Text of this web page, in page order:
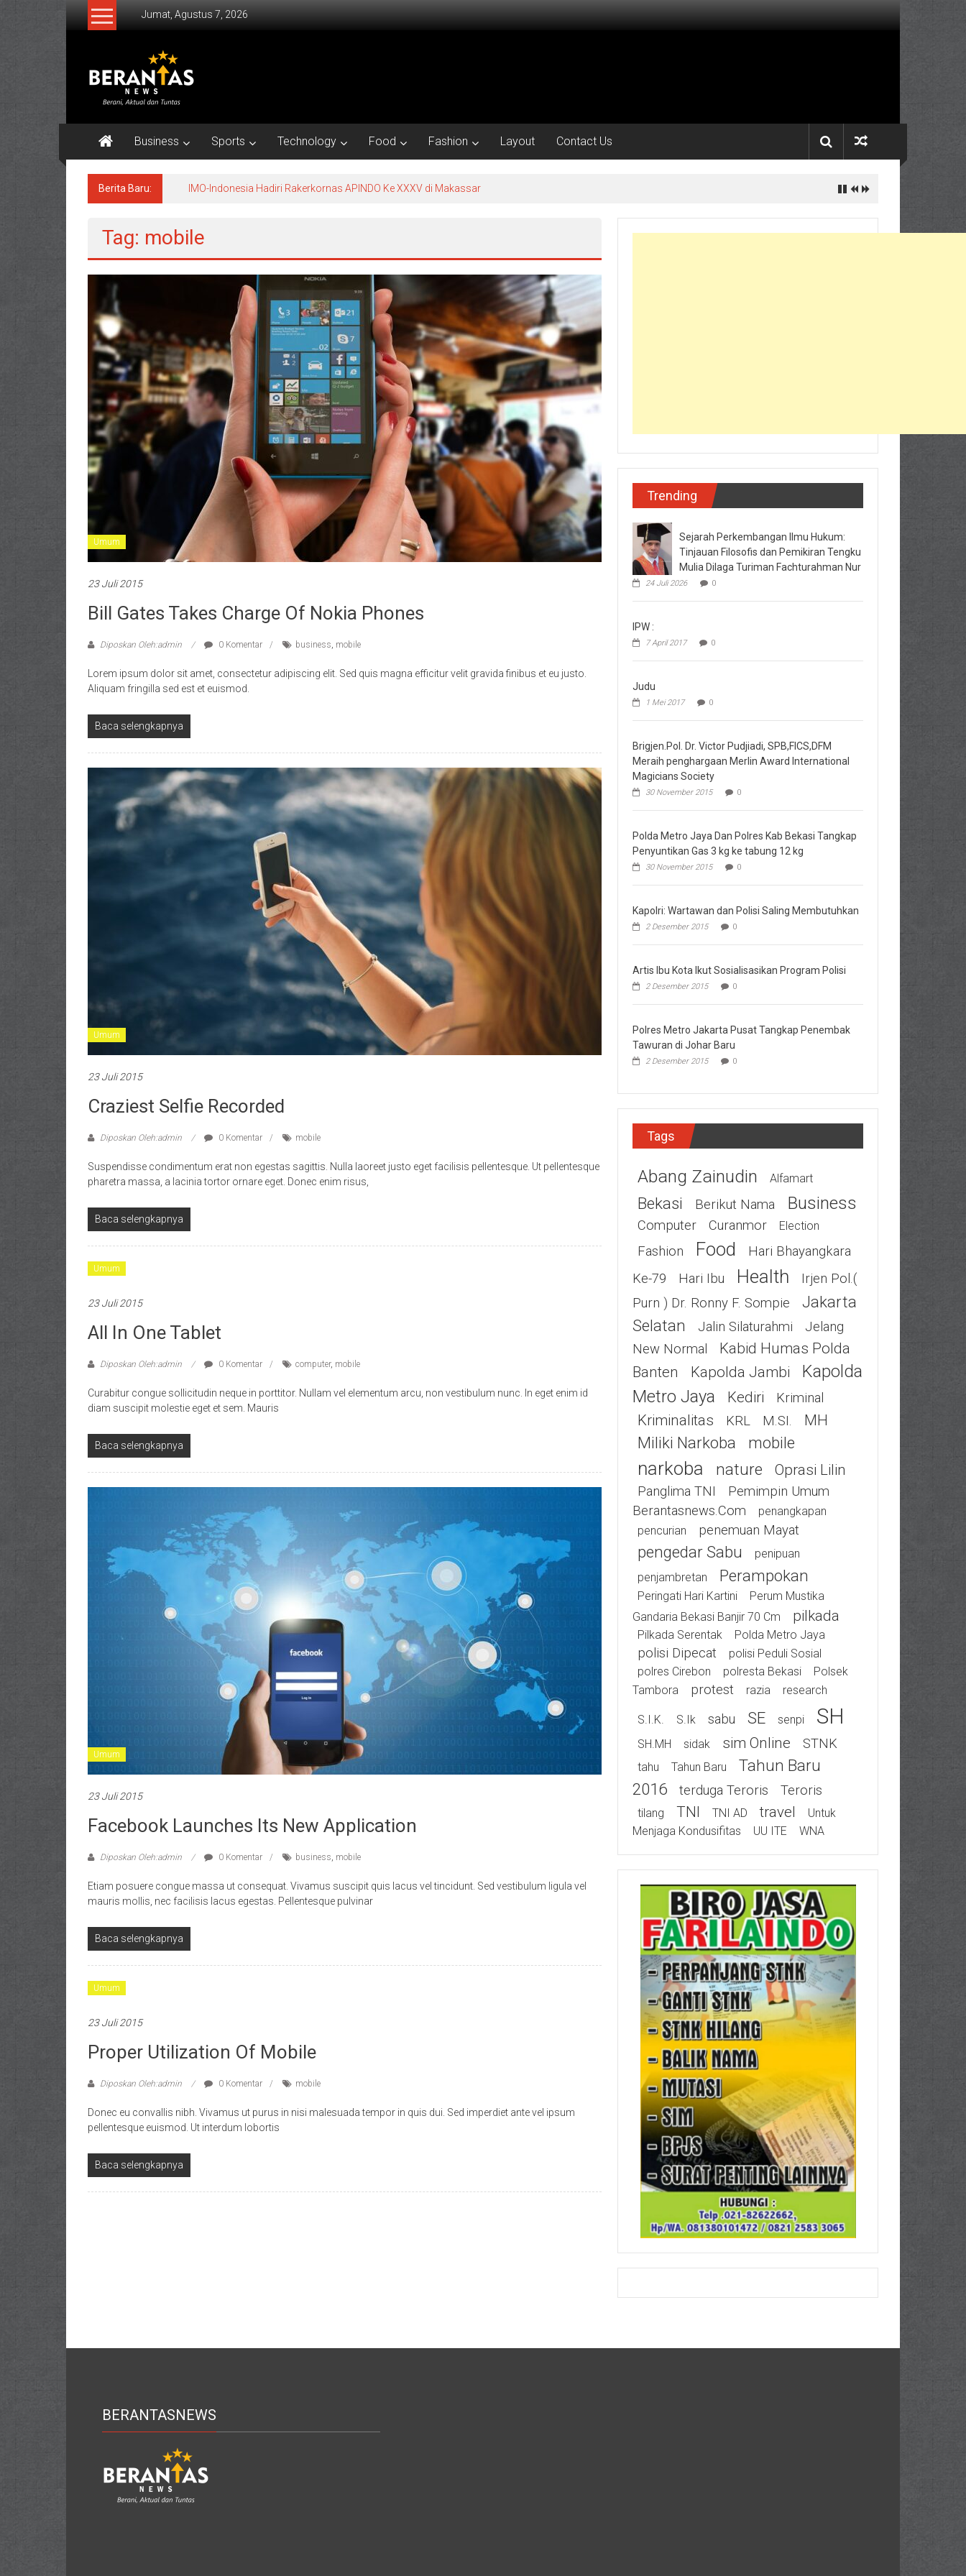
Lompat
Jumat, Agustus 7, 2026
BERANTAS
NEWS
Tuntas.
Business Sports Technology Food Fashion Layout Contact Us
Berita Baru: IMO-Indonesia Hadiri Rakerkornas APINDO Ke XXXV di Makassar
Tag: mobile
Umum
23 Juli 2015
Bill Gates Takes Charge Of Nokia Phones
Diposkan Oleh:admin 0 Komentar business, mobile
Lorem ipsum dolor sit amet, consectetur adipiscing elit. Sed quis magna efficitur velit gravida finibus et eu justo.
Aliquam fringilla sed est et euismod.
Baca selengkapnya
Umum
23 Juli 2015
Craziest Selfie Recorded
Diposkan Oleh:admin 0 Komentar mobile
Suspendisse condimentum erat non egestas sagittis. Nulla laoreet justo eget facilisis pellentesque. Ut pellentesque
pharetra massa, a lacinia tortor ornare eget. Donec enim risus,
Baca selengkapnya
Umum
23 Juli 2015
All In One Tablet
Diposkan Oleh:admin 0 Komentar computer, mobile
Curabitur congue sollicitudin neque in porttitor. Nullam vel elementum arcu, non vestibulum nunc. In eget enim id
diam suscipit molestie eget et sem. Mauris
Baca selengkapnya
Umum
23 Juli 2015
Facebook Launches Its New Application
Diposkan Oleh:admin 0 Komentar business, mobile
Etiam posuere congue massa ut consequat. Vivamus suscipit quis lacus vel tincidunt. Sed vestibulum ligula vel
mauris mollis, nec facilisis lacus egestas. Pellentesque pulvinar
Baca selengkapnya
Umum
23 Juli 2015
Proper Utilization Of Mobile
Diposkan Oleh:admin 0 Komentar mobile
Donec eu convallis nibh. Vivamus ut purus in nisi malesuada tempor in quis dui. Sed imperdiet ante vel ipsum
pellentesque euismod. Ut interdum lobortis
Baca selengkapnya
Trending
Sejarah Perkembangan Ilmu Hukum:
Tinjauan Filosofis dan Pemikiran Tengku
Mulia Dilaga Turiman Fachturahman Nur
24 Juli 2026 0
IPW :
7 April 2017 0
Judu
1 Mei 2017 0
Brigjen.Pol. Dr. Victor Pudjiadi, SPB,FICS,DFM
Meraih penghargaan Merlin Award International
Magicians Society
30 November 2015 0
Polda Metro Jaya Dan Polres Kab Bekasi Tangkap
Penyuntikan Gas 3 kg ke tabung 12 kg
30 November 2015 0
Kapolri: Wartawan dan Polisi Saling Membutuhkan
2 Desember 2015 0
Artis Ibu Kota Ikut Sosialisasikan Program Polisi
2 Desember 2015 0
Polres Metro Jakarta Pusat Tangkap Penembak
Tawuran di Johar Baru
2 Desember 2015 0
Tags
Abang Zainudin Alfamart
Bekasi Berikut Nama Business
Computer Curanmor Election
Fashion Food
Hari Bhayangkara
Ke-79
Hari Ibu Health
Irjen Pol.(
Purn ) Dr. Ronny F. Sompie
Jakarta
Selatan
Jalin Silaturahmi
Jelang
New Normal
Kabid Humas Polda
Banten
Kapolda Jambi
Kapolda
Metro Jaya
Kediri Kriminal
Kriminalitas KRL M.SI. MH
Miliki Narkoba Mobile
Narkoba Nature Oprasi Lilin
Panglima TNI
Pemimpin Umum
Berantasnews.com
Penangkapan
Pencurian
Penemuan Mayat
Pengedar Sabu
Penipuan
Penjambretan
Perampokan
Peringati Hari Kartini
Perum Mustika
Gandaria Bekasi Banjir 70 Cm
Pilkada
Pilkada Serentak Polda Metro Jaya
Polisi Dipecat
Polisi Peduli Sosial
Polres Cirebon
Polresta Bekasi
Polsek
Tambora
Protest Razia Research
S.I.K. S.Ik Sabu SE Senpi SH
SH.MH Sidak Sim Online STNK
Tahu Tahun Baru
Tahun Baru
2016
Terduga Teroris Teroris
Tilang TNI TNI AD Travel
Untuk
Menjaga Kondusifitas
UU ITE WNA
BERANTASNEWS